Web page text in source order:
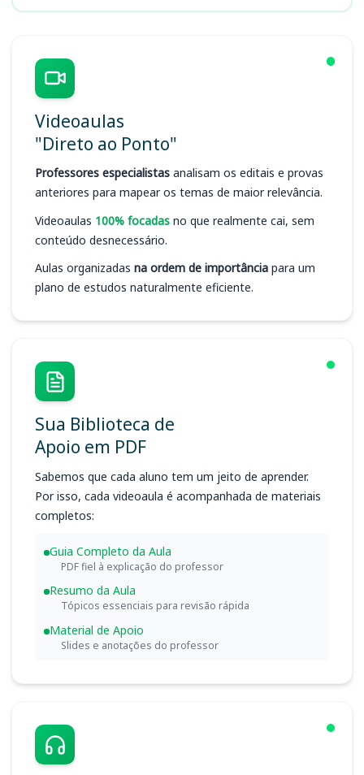
Videoaulas
"Direto ao Ponto"
Professores especialistas analisam os editais e provas
anteriores para mapear os temas de maior relevância.
Videoaulas 100% focadas no que realmente cai, sem
conteúdo desnecessário.
Aulas organizadas na ordem de importância para um
plano de estudos naturalmente eficiente.
Sua Biblioteca de
Apoio em PDF
Sabemos que cada aluno tem um jeito de aprender.
Por isso, cada videoaula é acompanhada de materiais
completos:
Guia Completo da Aula
PDF fiel à explicação do professor
Resumo da Aula
Tópicos essenciais para revisão rápida
Material de Apoio
Slides e anotações do professor